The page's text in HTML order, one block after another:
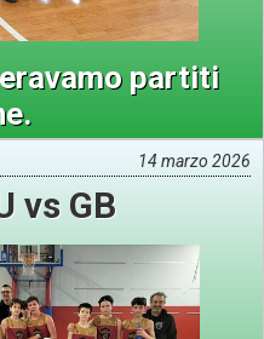
partiti
14 marzo 2026
vs GB